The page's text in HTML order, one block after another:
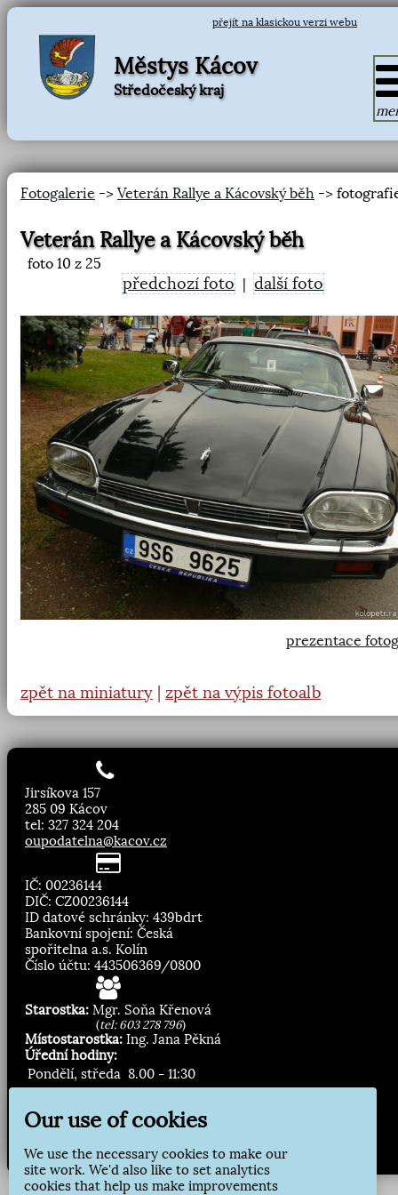
přejít na klasickou verzi webu
Městys Kácov
Středočeský kraj
Fotogalerie -> Veterán Rallye a Kácovský běh ->
Veterán Rallye a Kácovský běh
foto 10 z 25
předchozí foto |další foto
prezentace
zpět na miniatury zpět na výpis fotoalb
Jirsíkova 157
285 09 Kácov
tel: 327 324 204
oupodatelna@kacov.cz
IČ: 00236144
DIČ: CZ00236144
ID datové schránky: 439bdrt
Bankovní spojení: Česká
spořitelna a.s. Kolín
Číslo účtu: 443506369/0800
Starostka: Mgr. Soňa Křenová
(tel: 603 278 796)
Místostarostka: Ing. Jana Pěkná
Úřední hodiny:
Pondělí, středa 8.00 - 11:30
Přihlásit odběr
Our use of cookies
We use the necessary cookies to make our
site work. We'd also like to set analytics
cookies that help us make improvements